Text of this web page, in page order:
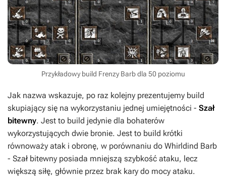
Przykładowy build Frenzy Barb dla 50 poziomu
Jak nazwa wskazuje, po raz kolejny prezentujemy build
skupiający się na wykorzystaniu jednej umiejętności - Szał
bitewny. Jest to build jedynie dla bohaterów
wykorzystujących dwie bronie. Jest to build krótki
równoważy atak i obronę, w porównaniu do Whirldind Barb
- Szał bitewny posiada mniejszą szybkość ataku, lecz
większą siłę, głównie przez brak kary do mocy ataku.